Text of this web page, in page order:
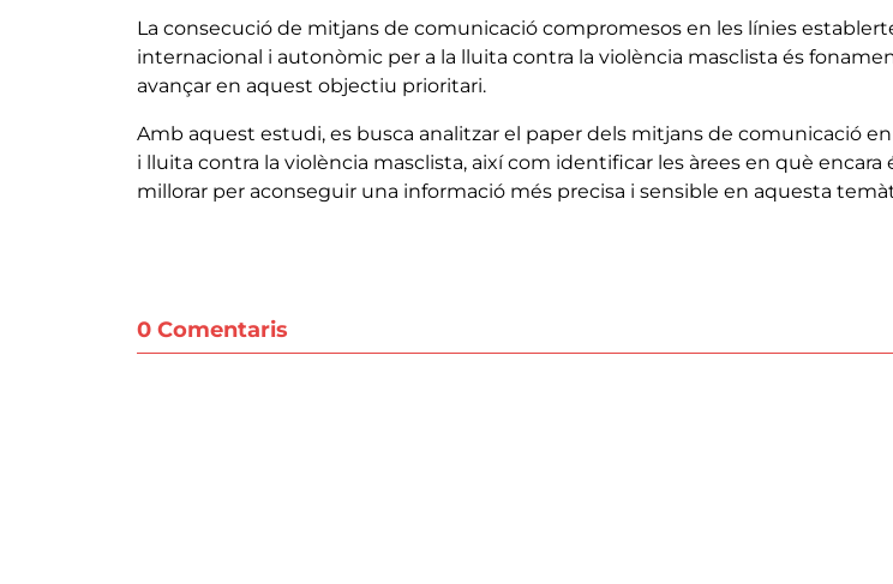
La consecució de mitjans de comunicació compromesos en les línies
internacional i autonòmic per a la lluita contra la violència masclista és
avançar en aquest objectiu prioritari.
Amb aquest estudi, es busca analitzar el paper dels mitjans de comunicació
i lluita contra la violència masclista, així com identificar les àrees en què encara
millorar per aconseguir una informació més precisa i sensible en aquesta
0 Comentaris